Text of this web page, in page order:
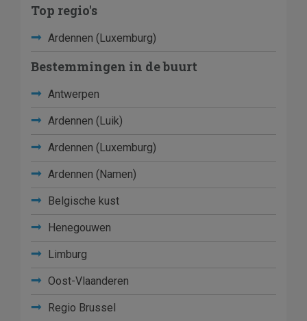
Top regio's
Ardennen (Luxemburg)
Bestemmingen in de buurt
Antwerpen
Ardennen (Luik)
Ardennen (Luxemburg)
Ardennen (Namen)
Belgische kust
Henegouwen
Limburg
Oost-Vlaanderen
Regio Brussel